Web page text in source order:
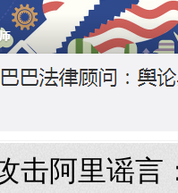
击阿里谣言